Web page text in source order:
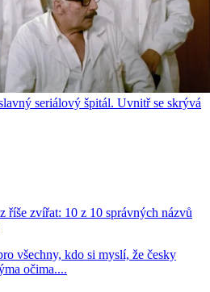
seriálový špitál. Uvnitř se skrývá
říše zvířat: 10 z 10 správných názvů
všechny, kdo si myslí, že česky
očima....